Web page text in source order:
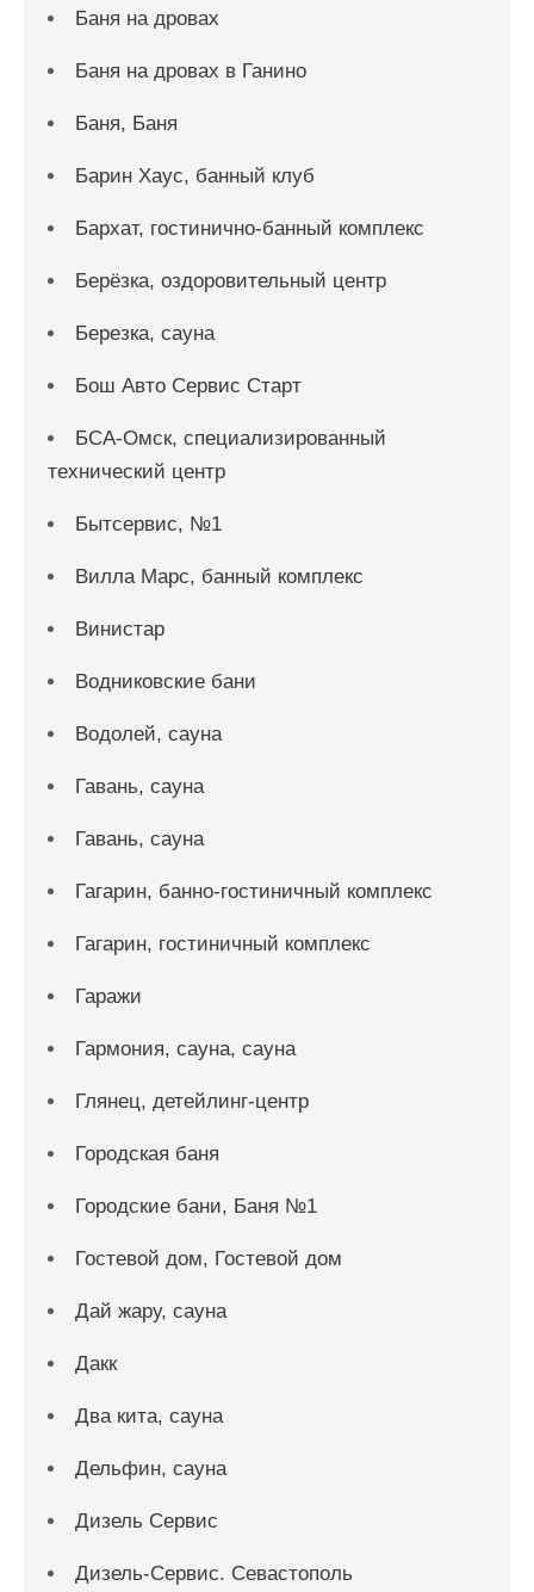
Баня на дровах
Баня на дровах в Ганино
Баня, Баня
Барин Хаус, банный клуб
Бархат, гостинично-банный комплекс
Берёзка, оздоровительный центр
Березка, сауна
Бош Авто Сервис Старт
БСА-Омск, специализированный
технический центр
Бытсервис, №1
Вилла Марс, банный комплекс
Винистар
Водниковские бани
Водолей, сауна
Гавань, сауна
Гавань, сауна
Гагарин, банно-гостиничный комплекс
Гагарин, гостиничный комплекс
Гаражи
Гармония, сауна, сауна
Глянец, детейлинг-центр
Городская баня
Городские бани, Баня №1
Гостевой дом, Гостевой дом
Дай жару, сауна
Дакк
Два кита, сауна
Дельфин, сауна
Дизель Сервис
Дизель-Сервис. Севастополь